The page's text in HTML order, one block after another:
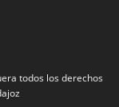
todos los derechos